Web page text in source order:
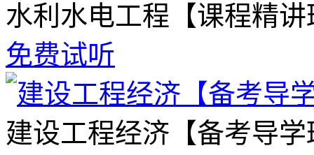
水利水电工程【课程精
免费试听
建设工程经济【备考导